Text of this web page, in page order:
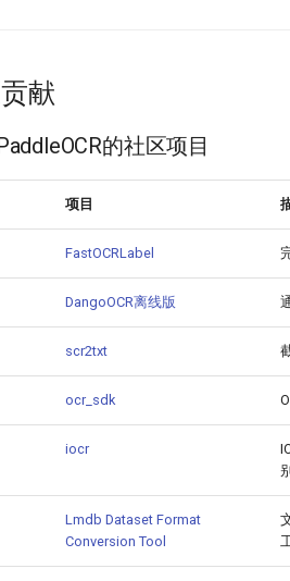
献
的社区项目
项目
FastOCRLabel
DangoOCR离线版
scr2txt
ocr_sdk
iocr
Lmdb Dataset Format
Conversion Tool